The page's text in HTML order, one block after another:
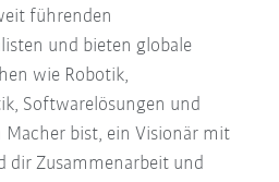
führenden
und bieten globale
wie Robotik,
Softwarelösungen und
Macher bist, ein Visionär mit
dir Zusammenarbeit und